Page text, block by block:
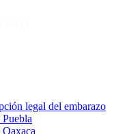
legal del embarazo